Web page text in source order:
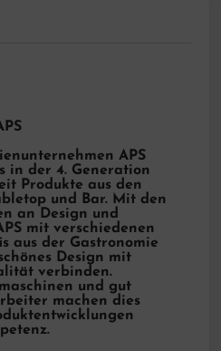
APS
in der 4. Generation
Produkte aus den
und Bar. Mit den
an Design und
mit verschiedenen
aus der Gastronomie
Design mit
verbinden.
und gut
machen dies